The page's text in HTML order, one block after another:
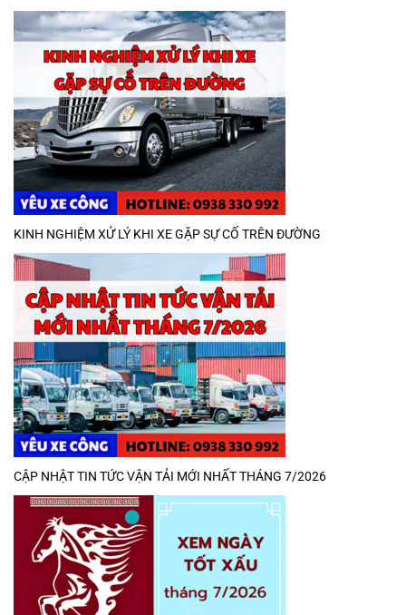
KINH NGHIỆM XỬ LÝ KHI XE GẶP SỰ CỐ TRÊN ĐƯỜNG
CẬP NHẬT TIN TỨC VẬN TẢI MỚI NHẤT THÁNG 7/2026